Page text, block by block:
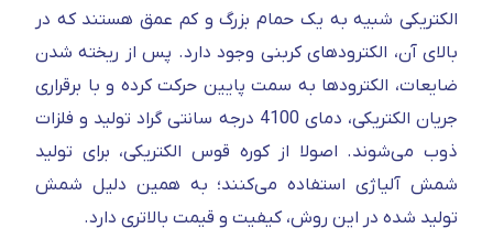
الکتریکی شبیه به یک حمام بزرگ و کم عمق هستند که در
بالای آن، الکترودهای کربنی وجود دارد. پس از ریخته شدن
ضایعات، الکترودها به سمت پایین حرکت کرده و با برقراری
جریان الکتریکی، دمای 4100 درجه سانتی گراد تولید و فلزات
ذوب می‌شوند. اصولا از کوره قوس الکتریکی، برای تولید
شمش آلیاژی استفاده می‌کنند؛ به همین دلیل شمش
تولید شده در این روش، کیفیت و قیمت بالاتری دارد.